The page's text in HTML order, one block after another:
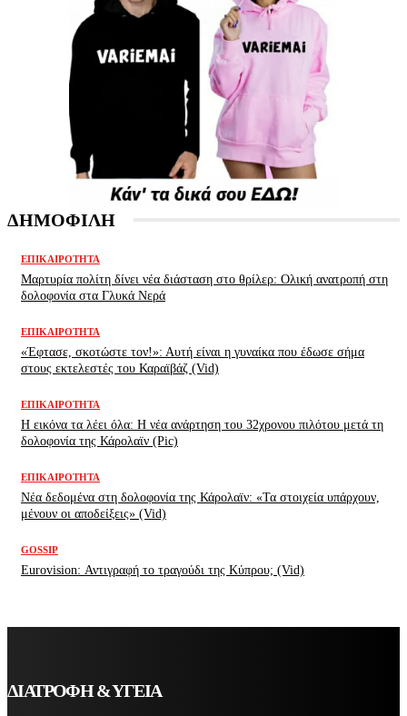
ΔΗΜΟΦΙΛΗ
ΕΠΙΚΑΙΡΌΤΗΤΑ
Μαρτυρία πολίτη δίνει νέα διάσταση στο θρίλερ: Ολική ανατροπή στη
δολοφονία στα Γλυκά Νερά
ΕΠΙΚΑΙΡΌΤΗΤΑ
«Έφτασε, σκοτώστε τον!»: Αυτή είναι η γυναίκα που έδωσε σήμα
στους εκτελεστές του Καραϊβάζ (Vid)
ΕΠΙΚΑΙΡΌΤΗΤΑ
H εικόνα τα λέει όλα: H νέα ανάρτηση του 32χρονου πιλότου μετά τη
δολοφονία της Κάρολαϊν (Pic)
ΕΠΙΚΑΙΡΌΤΗΤΑ
Νέα δεδομένα στη δολοφονία της Κάρολαϊν: «Τα στοιχεία υπάρχουν,
μένουν οι αποδείξεις» (Vid)
GOSSIP
Eurovision: Αντιγραφή το τραγούδι της Κύπρου; (Vid)
ΔΙΑΤΡΟΦΗ & ΥΓΕΙΑ